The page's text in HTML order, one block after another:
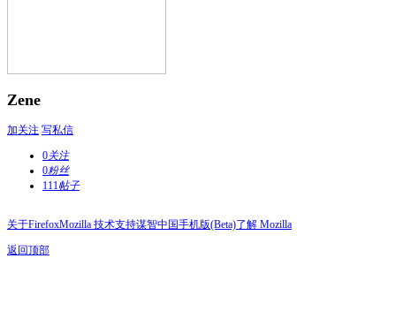
Zene
加关注 写私信
0关注
0粉丝
111帖子
关于FirefoxMozilla 技术支持谋智中国手机版(Beta)了解 Mozilla
返回顶部